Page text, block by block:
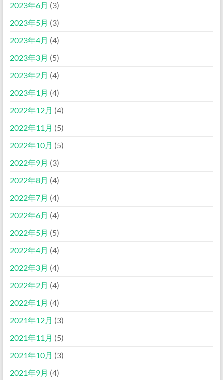
2023年6月 (3)
2023年5月 (3)
2023年4月 (4)
2023年3月 (5)
2023年2月 (4)
2023年1月 (4)
2022年12月 (4)
2022年11月 (5)
2022年10月 (5)
2022年9月 (3)
2022年8月 (4)
2022年7月 (4)
2022年6月 (4)
2022年5月 (5)
2022年4月 (4)
2022年3月 (4)
2022年2月 (4)
2022年1月 (4)
2021年12月 (3)
2021年11月 (5)
2021年10月 (3)
2021年9月 (4)